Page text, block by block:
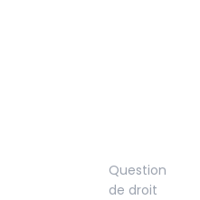
Question
de droit